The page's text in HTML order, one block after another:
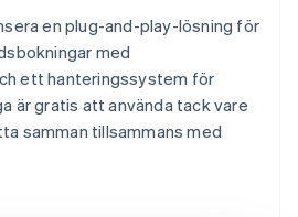
en plug-and-play-lösning för
med
ett hanteringssystem för
är gratis att använda tack vare
samman tillsammans med